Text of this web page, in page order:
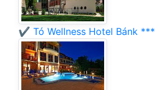
✔️ Tó Wellness Hotel Bánk ***